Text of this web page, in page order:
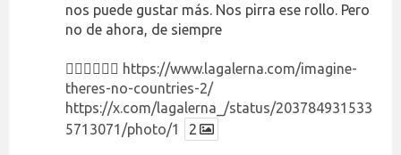
nos puede gustar más. Nos pirra ese rollo. Pero
no de ahora, de siempre
👉🏻👉🏻👉🏻 https://www.lagalerna.com/imagine-
theres-no-countries-2/
https://x.com/lagalerna_/status/203784931533
5713071/photo/1
2